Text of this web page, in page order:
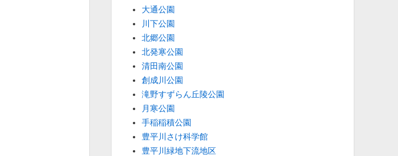
大通公園
川下公園
北郷公園
北発寒公園
清田南公園
創成川公園
滝野すずらん丘陵公園
月寒公園
手稲稲積公園
豊平川さけ科学館
豊平川緑地下流地区